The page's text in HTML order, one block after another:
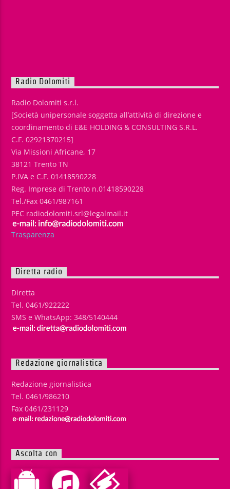
Radio Dolomiti
Radio Dolomiti s.r.l.
[Società unipersonale soggetta all’attività di direzione e
coordinamento di E&E HOLDING & CONSULTING S.R.L.
C.F. 02921370215]
Via Missioni Africane, 17
38121 Trento TN
P.IVA e C.F. 01418590228
Reg. Imprese di Trento n.01418590228
Tel./Fax 0461/987161
PEC radiodolomiti.srl@legalmail.it
Trasparenza
Diretta radio
Diretta
Tel. 0461/922222
SMS e WhatsApp: 348/5140444
Redazione giornalistica
Redazione giornalistica
Tel. 0461/986210
Fax 0461/231129
Ascolta con